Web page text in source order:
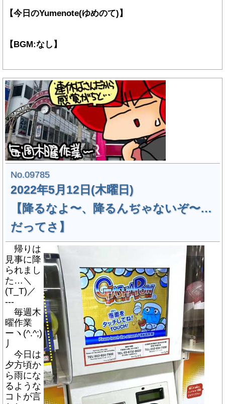
【今日のYumenote(ゆめのて)】
【BGM:なし】
No.09785
2022年5月12日(木曜日)
【降るなよ〜、降るんぢゃないぞ〜…
だってさ】
帰りは
見事に降
られまし
た…＼
(T_T)／
---
毎週木
曜作業
ーヽ(^.^;)
丿
今日は
夕方頃か
ら雨にな
るような
コトが言